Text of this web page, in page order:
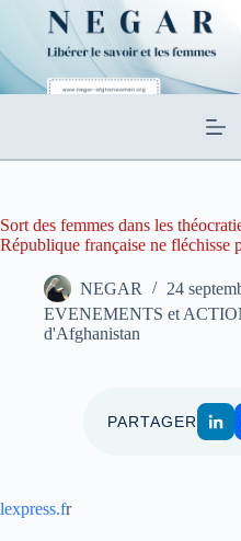
contenu
Sort des femmes dans les
République française ne fléchisse
NEGAR
24
EVENEMENTS et
d'Afghanistan
PARTAGER
lexpress.fr